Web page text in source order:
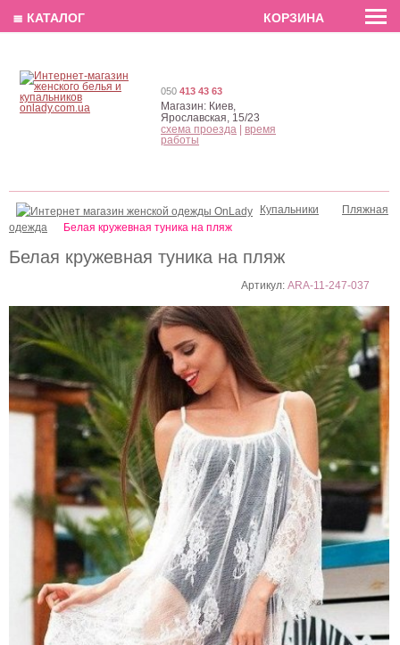
EN РУС
Белая кружевная туника на пляж
Артикул:ARA-11-247-037
Купальники
Пляжная
одежда
Белая кружевная туника на пляж
050 413 43 63
Магазин: Киев,
Ярославская, 15/23
схема проезда
время
работы
≣ КАТАЛОГ КОРЗИНА